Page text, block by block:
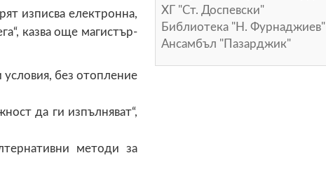
изписва електронна,
казва още магистър-
без отопление
да ги изпълняват“,
методи за
ХГ "Ст. Доспевски"
Библиотека "Н. Фурнаджиев"
Ансамбъл "Пазарджик"